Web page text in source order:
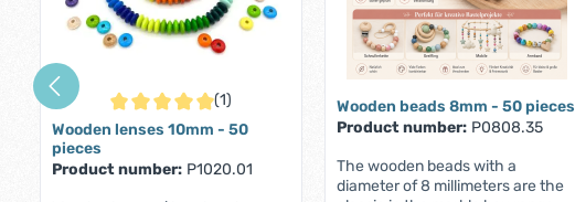
Average rating of 5 out of 5 stars
(1)
Wooden lenses 10mm - 50
pieces
Product number: P1020.01
Wooden beads 8mm - 50 pieces
Product number: P0808.35
The wooden beads with a
diameter of 8 millimeters are the